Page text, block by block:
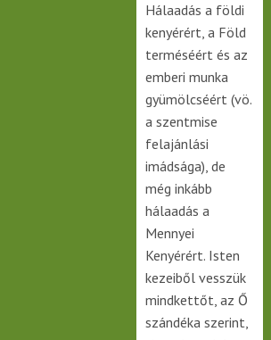
Hálaadás a földi
kenyérért, a Föld
terméséért és az
emberi munka
gyümölcséért (vö.
a szentmise
felajánlási
imádsága), de
még inkább
hálaadás a
Mennyei
Kenyérért. Isten
kezeiből vesszük
mindkettőt, az Ő
szándéka szerint,